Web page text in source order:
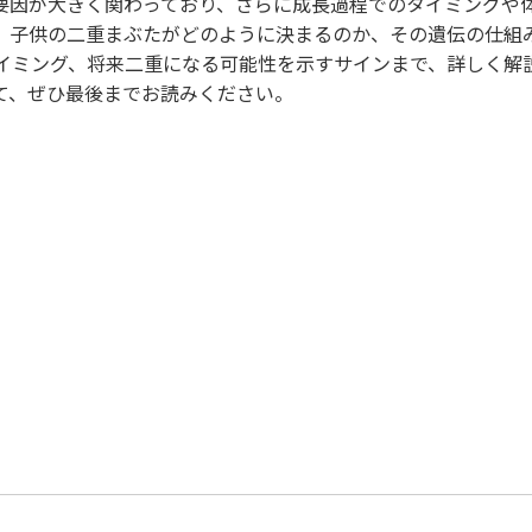
供の二重まぶたがどのように決まるのか、その遺伝の仕組
ング、将来二重になる可能性を示すサインまで、詳しく解
ぜひ最後までお読みください。